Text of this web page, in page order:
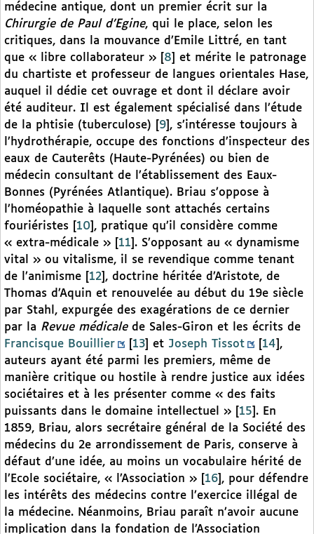
médecine antique, dont un premier écrit sur la
Chirurgie de Paul d’Egine, qui le place, selon les
critiques, dans la mouvance d’Emile Littré, en tant
que « libre collaborateur »
8
et mérite le patronage
du chartiste et professeur de langues orientales Hase,
auquel il dédie cet ouvrage et dont il déclare avoir
été auditeur. Il est également spécialisé dans l’étude
de la phtisie (tuberculose)
9 , s’intéresse toujours à
l’hydrothérapie, occupe des fonctions d’inspecteur des
eaux de Cauterêts (Haute-Pyrénées) ou bien de
médecin consultant de l’établissement des Eaux-
Bonnes (Pyrénées Atlantique). Briau s’oppose à
l’homéopathie à laquelle sont attachés certains
fouriéristes
10 , pratique qu’il considère comme
« extra-médicale »
11 . S’opposant au « dynamisme
vital » ou vitalisme, il se revendique comme tenant
de l’animisme
12 , doctrine héritée d’Aristote, de
Thomas d’Aquin et renouvelée au début du 19e siècle
par Stahl, expurgée des exagérations de ce dernier
par la Revue médicalede Sales-Giron et les écrits de
Francisque Bouillier
13 et Joseph Tissot 14 ,
auteurs ayant été parmi les premiers, même de
manière critique ou hostile à rendre justice aux idées
sociétaires et à les présenter comme « des faits
puissants dans le domaine intellectuel »
15 . En
1859, Briau, alors secrétaire général de la Société des
médecins du 2e arrondissement de Paris, conserve à
défaut d’une idée, au moins un vocabulaire hérité de
l’Ecole sociétaire, « l’Association »
16 , pour défendre
les intérêts des médecins contre l’exercice illégal de
la médecine. Néanmoins, Briau paraît n’avoir aucune
implication dans la fondation de l’Association